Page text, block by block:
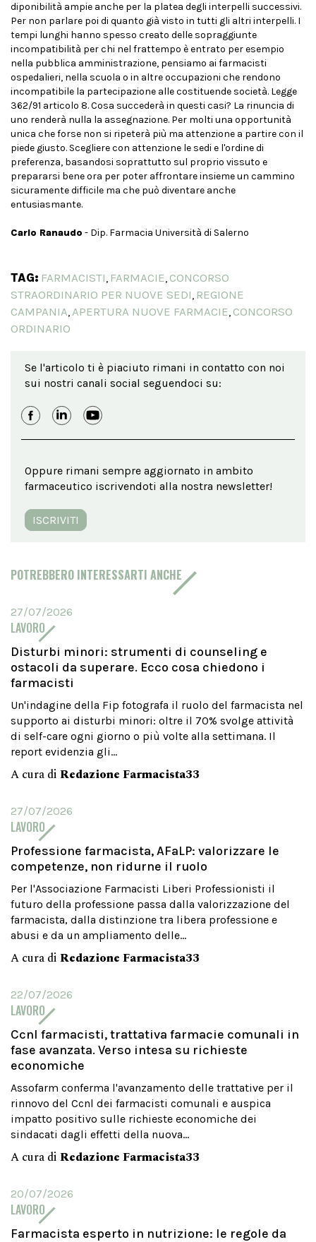
diponibilità ampie anche per la platea degli interpelli successivi.
Per non parlare poi di quanto già visto in tutti gli altri interpelli. I
tempi lunghi hanno spesso creato delle sopraggiunte
incompatibilità per chi nel frattempo è entrato per esempio
nella pubblica amministrazione, pensiamo ai farmacisti
ospedalieri, nella scuola o in altre occupazioni che rendono
incompatibile la partecipazione alle costituende società. Legge
362/91 articolo 8. Cosa succederà in questi casi? La rinuncia di
uno renderà nulla la assegnazione. Per molti una opportunità
unica che forse non si ripeterà più ma attenzione a partire con il
piede giusto. Scegliere con attenzione le sedi e l'ordine di
preferenza, basandosi soprattutto sul proprio vissuto e
prepararsi bene ora per poter affrontare insieme un cammino
sicuramente difficile ma che può diventare anche
entusiasmante.
Carlo Ranaudo - Dip. Farmacia Università di Salerno
TAG: FARMACISTI, FARMACIE, CONCORSO
STRAORDINARIO PER NUOVE SEDI, REGIONE
CAMPANIA,APERTURA NUOVE FARMACIE, CONCORSO
ORDINARIO
Se l'articolo ti è piaciuto rimani in contatto con noi
sui nostri canali social seguendoci su:
Oppure rimani sempre aggiornato in ambito
farmaceutico iscrivendoti alla nostra newsletter!
ISCRIVITI
POTREBBERO INTERESSARTI ANCHE
27/07/2026
LAVORO
Disturbi minori: strumenti di counseling e
ostacoli da superare. Ecco cosa chiedono i
farmacisti
Un'indagine della Fip fotografa il ruolo del farmacista nel
supporto ai disturbi minori: oltre il 70% svolge attività
di self-care ogni giorno o più volte alla settimana. Il
report evidenzia gli...
A cura di Redazione Farmacista33
27/07/2026
LAVORO
Professione farmacista, AFaLP: valorizzare le
competenze, non ridurne il ruolo
Per l'Associazione Farmacisti Liberi Professionisti il
futuro della professione passa dalla valorizzazione del
farmacista, dalla distinzione tra libera professione e
abusi e da un ampliamento delle...
A cura di Redazione Farmacista33
22/07/2026
LAVORO
Ccnl farmacisti, trattativa farmacie comunali in
fase avanzata. Verso intesa su richieste
economiche
Assofarm conferma l'avanzamento delle trattative per il
rinnovo del Ccnl dei farmacisti comunali e auspica
impatto positivo sulle richieste economiche dei
sindacati dagli effetti della nuova...
A cura di Redazione Farmacista33
20/07/2026
LAVORO
Farmacista esperto in nutrizione: le regole da